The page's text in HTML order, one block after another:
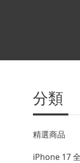
分類
精選商品
iPhone 17